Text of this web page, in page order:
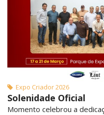
Expo Criador 2026
Solenidade Oficial
Momento celebrou a